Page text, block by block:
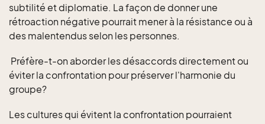
subtilité et diplomatie. La façon de donner une
rétroaction négative pourrait mener à la résistance ou à
des malentendus selon les personnes.
Préfère-t-on aborder les désaccords directement ou
éviter la confrontation pour préserver l'harmonie du
groupe?
Les cultures qui évitent la confrontation pourraient